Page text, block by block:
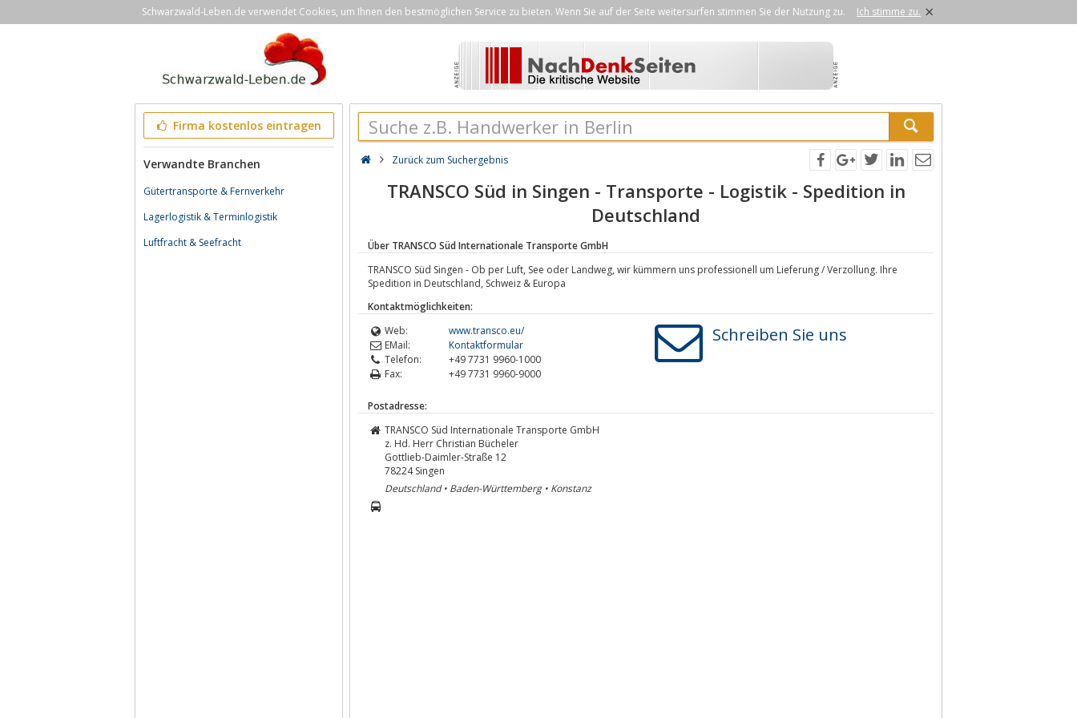
Schwarzwald-Leben.de verwendet Cookies, um Ihnen den bestmöglichen Service zu bieten. Wenn Sie auf der Seite weitersurfen stimmen Sie der Nutzung zu. Ich stimme zu. ×
Firma kostenlos eintragen
Verwandte Branchen
Gütertransporte & Fernverkehr
Lagerlogistik & Terminlogistik
Luftfracht & Seefracht
Zurück zum Suchergebnis
TRANSCO Süd in Singen - Transporte - Logistik - Spedition in
Deutschland
Über TRANSCO Süd Internationale Transporte GmbH
TRANSCO Süd Singen - Ob per Luft, See oder Landweg, wir kümmern uns professionell um Lieferung / Verzollung. Ihre
Spedition in Deutschland, Schweiz & Europa
Kontaktmöglichkeiten:
Web:
www.transco.eu/
EMail:
Kontaktformular
Telefon:
+49 7731 9960-1000
Fax:
+49 7731 9960-9000
Schreiben Sie uns
Postadresse:
TRANSCO Süd Internationale Transporte GmbH
z. Hd. Herr Christian Bücheler
Gottlieb-Daimler-Straße 12
78224 Singen
Deutschland • Baden-Württemberg • Konstanz